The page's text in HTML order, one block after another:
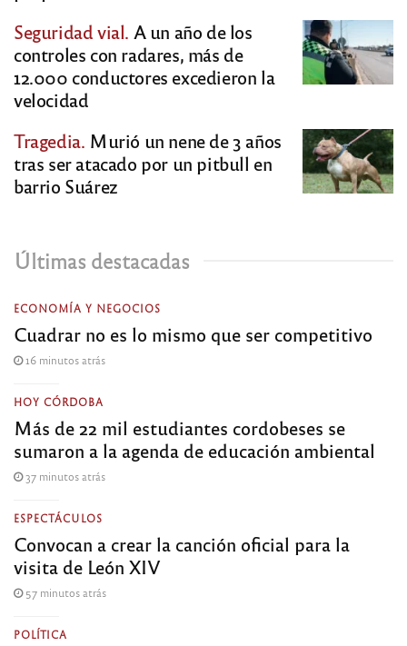
Seguridad vial. A un año de los
controles con radares, más de
12.000 conductores excedieron la
velocidad
Tragedia. Murió un nene de 3 años
tras ser atacado por un pitbull en
barrio Suárez
Últimas destacadas
ECONOMÍA Y NEGOCIOS
Cuadrar no es lo mismo que ser competitivo
16 minutos atrás
HOY CÓRDOBA
Más de 22 mil estudiantes cordobeses se
sumaron a la agenda de educación ambiental
37 minutos atrás
ESPECTÁCULOS
Convocan a crear la canción oficial para la
visita de León XIV
57 minutos atrás
POLÍTICA